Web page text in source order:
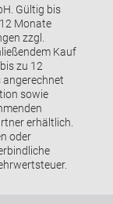
Gültig bis
Monate
zzgl.
Kauf
zu 12
sowie
erhältlich.
oder